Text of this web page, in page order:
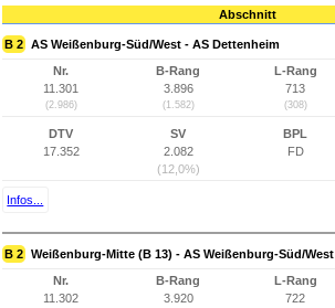
Abschnitt
B 2 AS Weißenburg-Süd/West - AS Dettenheim
Nr.
11.301
(2.986)
B-Rang
3.896
(1.582)
L-Rang
713
(308)
DTV
17.352
SV
2.082
(12,0%)
BPL
FD
Infos...
B 2 Weißenburg-Mitte (B 13) - AS Weißenburg-Süd/West
Nr.
11.302
B-Rang
3.920
L-Rang
722